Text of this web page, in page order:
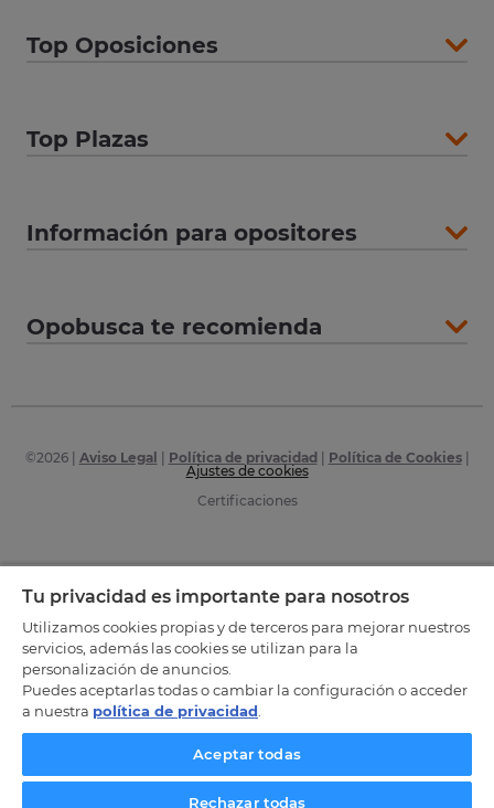
Top Oposiciones
Top Plazas
Información para opositores
Opobusca te recomienda
©2026| Aviso Legal Política de privacidad Política de Cookies|
Ajustes de cookies
Certificaciones
Tu privacidad es importante para nosotros
Utilizamos cookies propias y de terceros para mejorar nuestros
servicios, además las cookies se utilizan para la
personalización de anuncios.
Puedes aceptarlas todas o cambiar la configuración o acceder
a nuestra política de privacidad
Aceptar todas
Rechazar todas